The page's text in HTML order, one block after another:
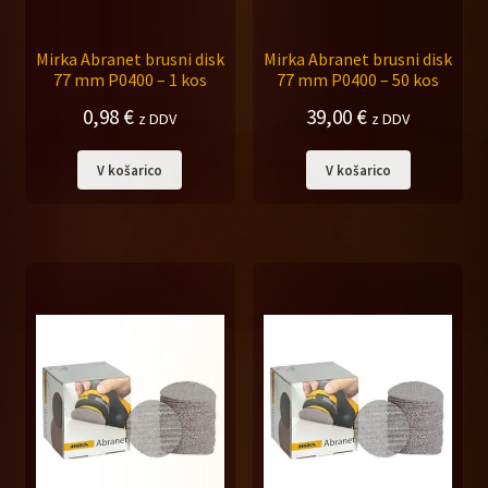
Mirka Abranet brusni disk
77 mm P0400 – 1 kos
0,98 € z DDV
V košarico
Mirka Abranet brusni disk
77 mm P0400 – 50 kos
39,00 € z DDV
V košarico